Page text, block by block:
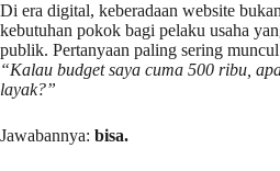
Di era digital, keberadaan website
kebutuhan pokok bagi pelaku usaha
publik. Pertanyaan paling sering
“Kalau budget saya cuma 500 ribu,
layak?”
Jawabannya: bisa.